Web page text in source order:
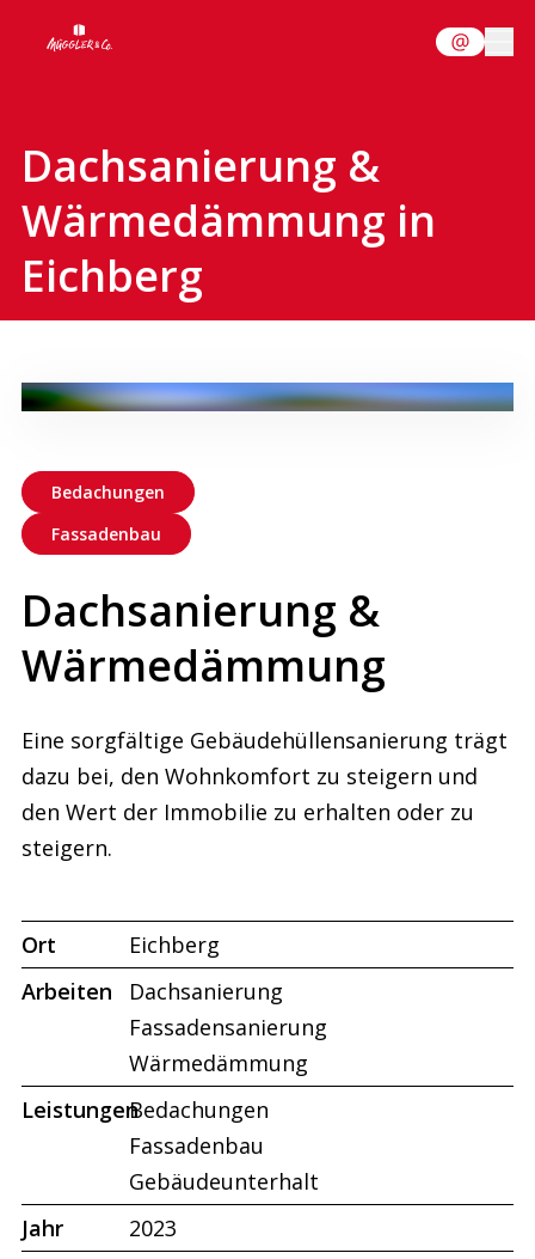
Dachsanierung &
Wärmedämmung in
Eichberg
Bedachungen
Fassadenbau
Dachsanierung &
Wärmedämmung
Eine sorgfältige Gebäudehüllensanierung trägt
dazu bei, den Wohnkomfort zu steigern und
den Wert der Immobilie zu erhalten oder zu
steigern.
Ort
Eichberg
Arbeiten
Dachsanierung
Fassadensanierung
Wärmedämmung
LeistungenBedachungen
Fassadenbau
Gebäudeunterhalt
Jahr
2023